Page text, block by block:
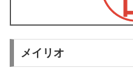
メイリオ